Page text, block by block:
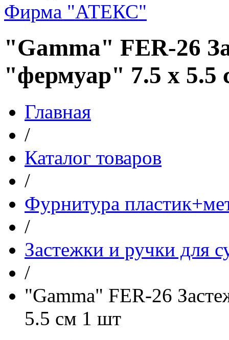
Фирма "АТЕКС"
"Gamma" FER-26
"фермуар" 7.5 x 5.5
Главная
/
Каталог товаров
/
Фурнитура
/
Застежки и ручки для
/
"Gamma" FER-26
5.5 см 1 шт